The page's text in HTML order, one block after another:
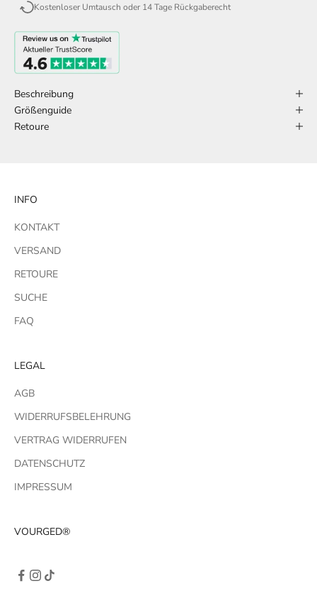
Kostenloser Umtausch oder 14 Tage Rückgaberecht
Beschreibung
Größenguide
Retoure
INFO
KONTAKT
VERSAND
RETOURE
SUCHE
FAQ
LEGAL
AGB
WIDERRUFSBELEHRUNG
VERTRAG WIDERRUFEN
DATENSCHUTZ
IMPRESSUM
VOURGED®